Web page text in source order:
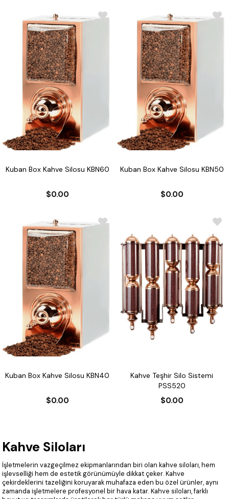
Kuban Box Kahve Silosu KBN60
$0.00
Kuban Box Kahve Silosu KBN50
$0.00
Kuban Box Kahve Silosu KBN40
$0.00
Kahve Teşhir Silo Sistemi
PSS520
$0.00
Kahve Siloları
İşletmelerin vazgeçilmez ekipmanlarından biri olan kahve siloları, hem
işlevselliği hem de estetik görünümüyle dikkat çeker. Kahve
çekirdeklerini tazeliğini koruyarak muhafaza eden bu özel ürünler, aynı
zamanda işletmelere profesyonel bir hava katar. Kahve siloları, farklı